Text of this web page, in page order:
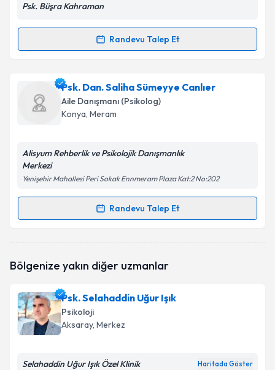
Kişisel verilerimin işlenmesine ilişkin
kapsamda işlenmesini kabul ediyorum.
Psk. Büşra Kahraman
Randevu Talep Et
Randevu Takvimi Talebi
Psk. Büşra Kahramaniçin randevu takvimi talebi
oluşturun. Size bu uzmandan randevu almanız için bir
takvim hazırlandığında e-posta ile bilgilendireceğiz.
Kişisel verilerimin işlenmesine ilişkinAydınlatma
'ni okudum ve kişisel verilerimin belirtilen
kapsamda işlenmesini kabul ediyorum.
Psk. Dan. Saliha Sümeyye Canlıer
Aile Danışmanı (Psikolog)
Konya, Meram
Alisyum Rehberlik ve Psikolojik Danışmanlık
Merkezi
Yenişehir Mahallesi Peri Sokak Ennmeram Plaza Kat:2 No:202
Randevu Talep Et
Randevu Takvimi Talebi
takvimi talebi oluşturun. Size bu uzmandan randevu
bilgilendireceğiz.
E-posta Adresiniz
Bölgenize yakın diğer uzmanlar
Psk. Selahaddin Uğur Işık
Psikoloji
Aksaray, Merkez
Selahaddin Uğur Işık Özel Klinik Haritada Göster